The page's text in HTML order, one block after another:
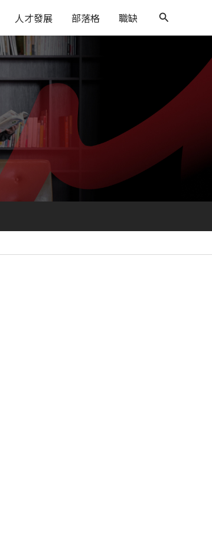
人才發展 部落格 職缺
搜
尋